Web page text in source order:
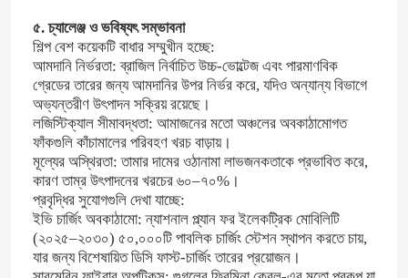
একটি উদ্ধৃতি অনুরোধ করুন
ডাবল টুইস্ট স্ট্র্যান্ডিং মেশিন
বো টাইপ লেয়িং আপ মেশিন
তারের এক্সট্রুশন লাইন
ক্যাবল রোলিং এবং প্যাকিং মেশিন
৫. চ্যালেঞ্জ ও ভবিষ্যৎ সম্ভাবনা
শিল্প বেশ কয়েকটি বাধার সম্মুখীন হচ্ছে:
আমদানি নির্ভরতা: ব্রাজিল নির্বাচিত উচ্চ-ভোল্টেজ এবং পারমাণবিক
গ্রেডের তারের জন্য আমদানির উপর নির্ভর করে, যদিও অন্যান্য বিভাগে
অভ্যন্তরীণ উৎপাদন সক্রিয় রয়েছে।
লজিস্টিক্যাল সীমাবদ্ধতা: আমাজনের মতো অঞ্চলের অবকাঠামোগত
ফাঁকগুলি কাঁচামালের পরিবহণ খরচ বাড়ায়।
মূল্যের অস্থিরতা: তামার দামের ওঠানামা লাভজনকতাকে প্রভাবিত করে,
কারণ তাম্র উৎপাদনের খরচের ৬০–৭০%।
প্রবৃদ্ধির সুযোগগুলি দেখা যাচ্ছে:
ইভি চার্জিং অবকাঠামো: ন্যাশনাল প্ল্যান ফর ইলেকট্রিক মোবিলিটি
(২০২৫–২০৩০) ৫০,০০০টি পাবলিক চার্জিং স্টেশন স্থাপন করতে চায়,
যার জন্য বিশেষায়িত ডিসি ফাস্ট-চার্জিং তারের প্রয়োজন।